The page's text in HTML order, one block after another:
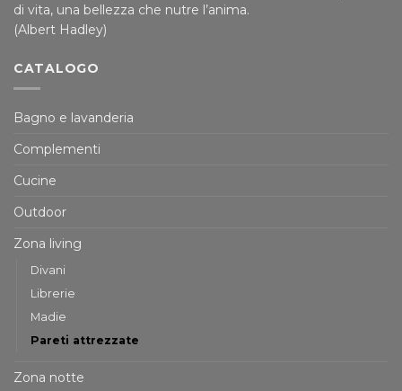
di vita, una bellezza che nutre l’anima.
(Albert Hadley)
CATALOGO
Bagno e lavanderia
Complementi
Cucine
Outdoor
Zona living
Divani
Librerie
Madie
Pareti attrezzate
Zona notte